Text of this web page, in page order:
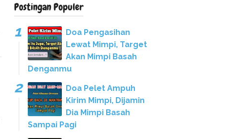
Postingan Populer
Doa Pengasihan
Lewat Mimpi, Target
Akan Mimpi Basah
Denganmu
Doa Pelet Ampuh
Kirim Mimpi, Dijamin
Dia Mimpi Basah
Sampai Pagi